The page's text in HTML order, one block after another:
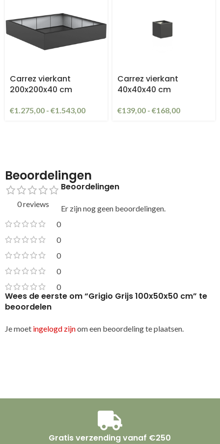
Carrez vierkant
200x200x40 cm
€1.275,00 - €1.543,00
Carrez vierkant
40x40x40 cm
€139,00 - €168,00
Beoordelingen
0 reviews
0
0
0
0
0
Beoordelingen
Er zijn nog geen beoordelingen.
Wees de eerste om “Grigio Grijs 100x50x50 cm” te
beoordelen
Je moet ingelogd zijnom een beoordeling te plaatsen.
Gratis verzending vanaf €250